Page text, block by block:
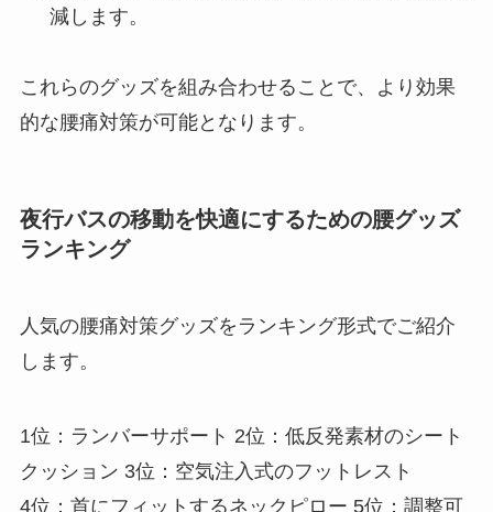
減します。
これらのグッズを組み合わせることで、より効果
的な腰痛対策が可能となります。
夜行バスの移動を快適にするための腰グッズ
ランキング
人気の腰痛対策グッズをランキング形式でご紹介
します。
1位：ランバーサポート 2位：低反発素材のシート
クッション 3位：空気注入式のフットレスト
4位：首にフィットするネックピロー 5位：調整可